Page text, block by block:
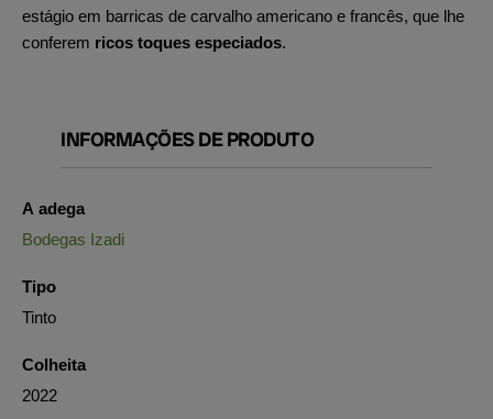
estágio em barricas de carvalho americano e francês, que lhe
conferem ricos toques especiados.
INFORMAÇÕES DE PRODUTO
A adega
Bodegas Izadi
Tipo
Tinto
Colheita
2022